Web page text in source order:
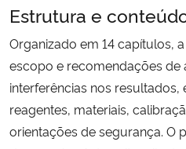
Planalto
Estrutura e
Organizado em 14 capítulos,
escopo e recomendações de
interferências nos
reagentes, materiais,
orientações de segurança. O